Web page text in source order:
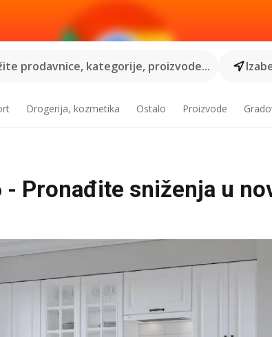
prodavnice, kategorije, proizvode...
Drogerija, kozmetika Ostalo Proizvode
Pronađite sniženja u